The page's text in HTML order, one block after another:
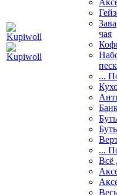
чая
...
...
Всё